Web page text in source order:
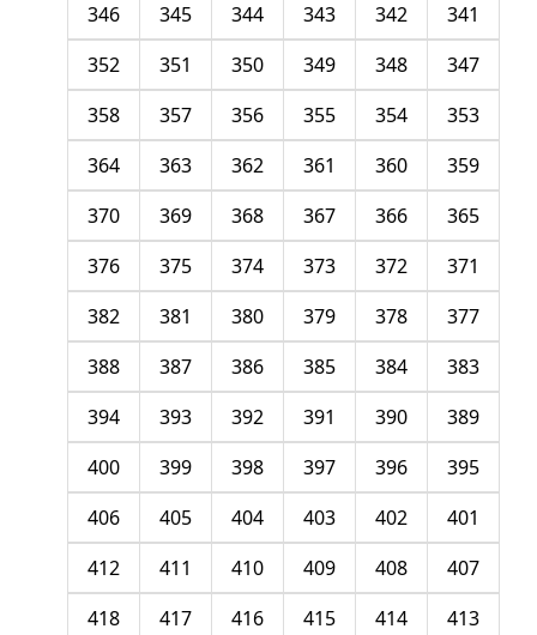
341
342
343
344
345
346
347
348
349
350
351
352
353
354
355
356
357
358
359
360
361
362
363
364
365
366
367
368
369
370
371
372
373
374
375
376
377
378
379
380
381
382
383
384
385
386
387
388
389
390
391
392
393
394
395
396
397
398
399
400
401
402
403
404
405
406
407
408
409
410
411
412
413
414
415
416
417
418